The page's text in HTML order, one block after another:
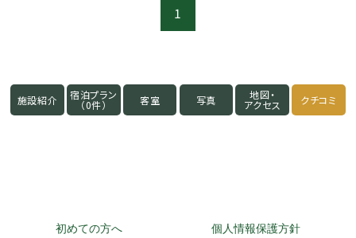
1
施設紹介 宿泊プラン
（0件） 客室 写真 地図・
アクセス クチコミ
初めての方へ 個人情報保護方針